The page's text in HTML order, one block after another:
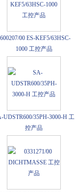
00 ES-KEF5/63HSC-
1000 工控产品
UDSTR600/35PH-3000-H 工
控产品